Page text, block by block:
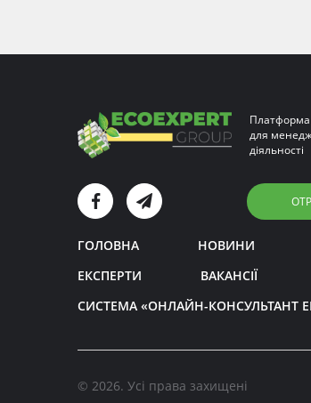
для
діяльності
ГОЛОВНА НОВИНИ
ЕКСПЕРТИ
ВАКАНСІЇ
СИСТЕМА «ОНЛАЙН-КОНСУЛЬТАНТ
© 2026. Усі права захищені